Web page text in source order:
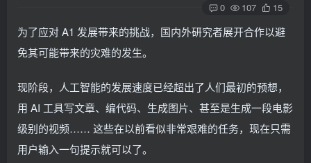
0 107 15
为了应对 A1 发展带来的挑战，国内外研究者展开合作以避
免其可能带来的灾难的发生。
现阶段，人工智能的发展速度已经超出了人们最初的预想，
用 AI 工具写文章、编代码、生成图片、甚至是生成一段电影
级别的视频…… 这些在以前看似非常艰难的任务，现在只需
用户输入一句提示就可以了。